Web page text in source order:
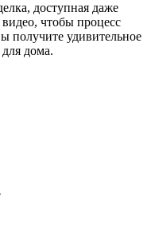
доступная даже
чтобы процесс
получите удивительное
дома.